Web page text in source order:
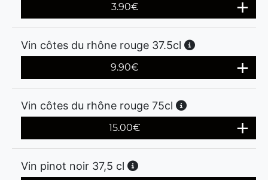
3.90€
Vin côtes du rhône rouge 37.5cl
9.90€
Vin côtes du rhône rouge 75cl
15.00€
Vin pinot noir 37,5 cl